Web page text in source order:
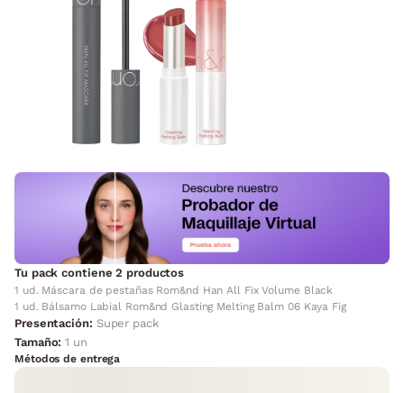
Tu pack contiene 2 productos
1 ud. Máscara de pestañas Rom&nd Han All Fix Volume Black
1 ud. Bálsamo Labial Rom&nd Glasting Melting Balm 06 Kaya Fig
Presentación: Super pack
Tamaño:1 un
Métodos de entrega